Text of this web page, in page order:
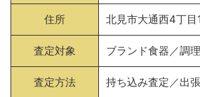
住所 北見市大通西4丁目
査定対象 ブランド食器／調
査定方法 持ち込み査定／出